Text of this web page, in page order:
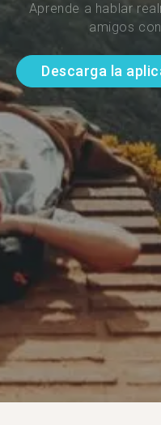
Aprende a hablar
amigos
Descarga la